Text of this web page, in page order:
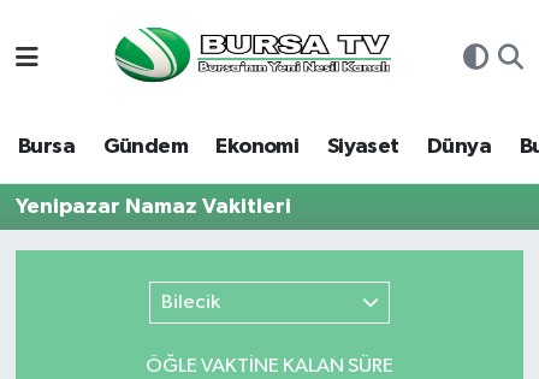
Bursa Gündem Ekonomi Siyaset Dünya
Yenipazar Namaz Vakitleri
Bilecik
ÖĞLE VAKTİNE KALAN SÜRE
Bursa
Dünya
Hava Durumu
Namaz Vakitleri